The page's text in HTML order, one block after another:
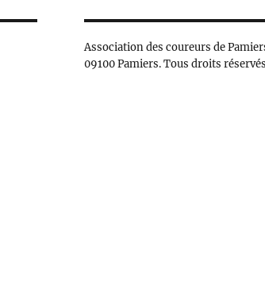
Association des coureurs de
09100 Pamiers. Tous droits